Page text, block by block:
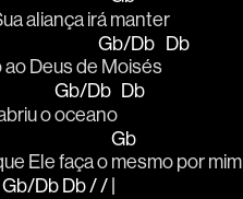
aliança irá manter
ao Deus de
Gb/Db
Moisés
Db
o
Gb/Db
oceano
Db
Ele faça o
Gb
mesmo por mim
Db Db / / |